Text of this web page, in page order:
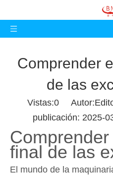
Comprender
de las
Vistas:0
publicación:
final de las
El mundo de la